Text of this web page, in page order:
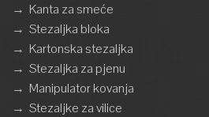
→ Kanta za smeće
→ Stezaljka bloka
→ Kartonska stezaljka
→ Stezaljka za pjenu
→ Manipulator kovanja
→ Stezaljke za vilice